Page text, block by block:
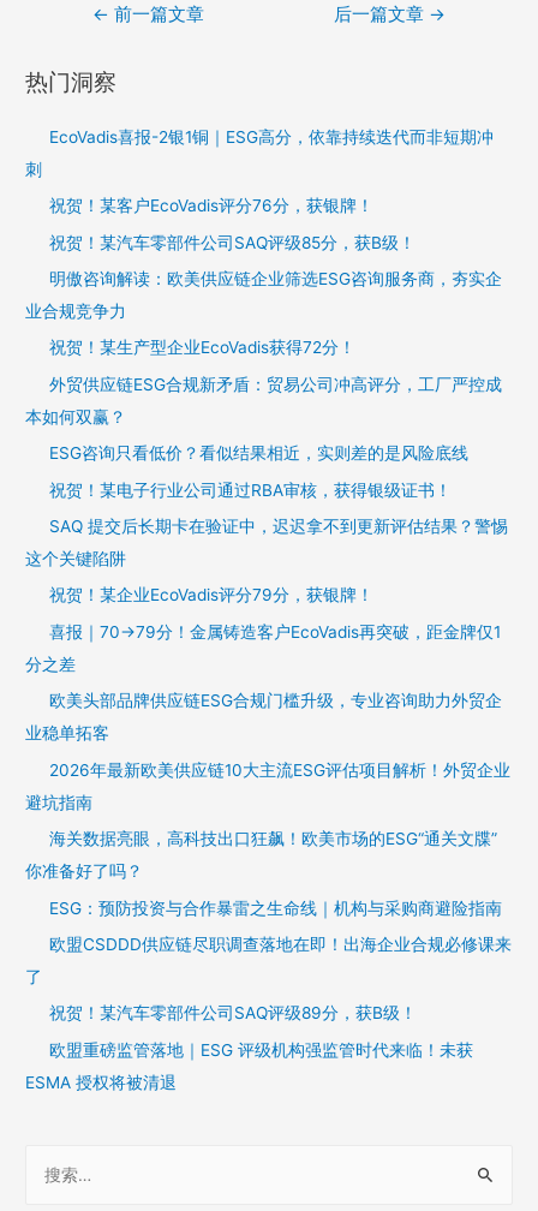
← 前一篇文章 后一篇文章 →
热门洞察
EcoVadis喜报-2银1铜｜ESG高分，依靠持续迭代而非短期冲
刺
祝贺！某客户EcoVadis评分76分，获银牌！
祝贺！某汽车零部件公司SAQ评级85分，获B级！
明傲咨询解读：欧美供应链企业筛选ESG咨询服务商，夯实企
业合规竞争力
祝贺！某生产型企业EcoVadis获得72分！
外贸供应链ESG合规新矛盾：贸易公司冲高评分，工厂严控成
本如何双赢？
ESG咨询只看低价？看似结果相近，实则差的是风险底线
祝贺！某电子行业公司通过RBA审核，获得银级证书！
SAQ 提交后长期卡在验证中，迟迟拿不到更新评估结果？警惕
这个关键陷阱
祝贺！某企业EcoVadis评分79分，获银牌！
喜报｜70→79分！金属铸造客户EcoVadis再突破，距金牌仅1
分之差
欧美头部品牌供应链ESG合规门槛升级，专业咨询助力外贸企
业稳单拓客
2026年最新欧美供应链10大主流ESG评估项目解析！外贸企业
避坑指南
海关数据亮眼，高科技出口狂飙！欧美市场的ESG“通关文牒”
你准备好了吗？
ESG：预防投资与合作暴雷之生命线｜机构与采购商避险指南
欧盟CSDDD供应链尽职调查落地在即！出海企业合规必修课来
了
祝贺！某汽车零部件公司SAQ评级89分，获B级！
欧盟重磅监管落地｜ESG 评级机构强监管时代来临！未获
ESMA 授权将被清退